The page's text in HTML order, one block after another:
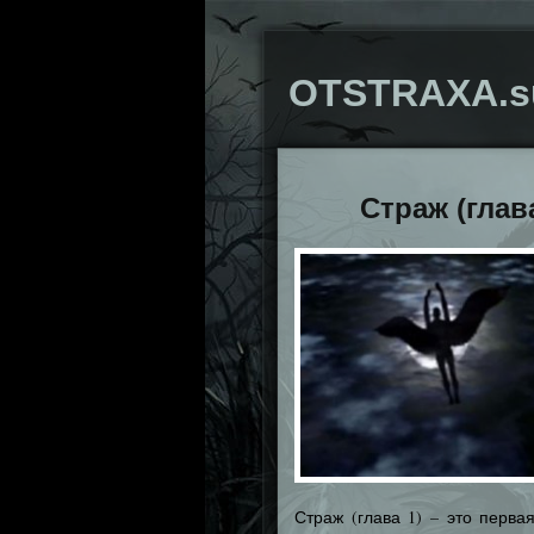
Страж
Страж (глава 1) – это